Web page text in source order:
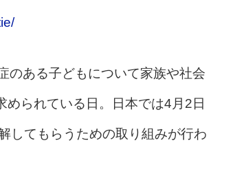
のある子どもについて家族や社会
められている日。日本では4月2日
してもらうための取り組みが行わ